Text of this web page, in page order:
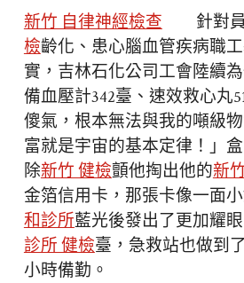
新竹 自律神經檢查 針對員
檢齡化、患心腦血管疾病職
實，吉林石化公司工會陸續
備血壓計342臺、速效救心丸
傻氣，根本無法與我的噸級
富就是宇宙的基本定律！」
除新竹 健檢顫他掏出他的新
金箔信用卡，那張卡像一面
和診所藍光後發出了更加耀
診所 健檢臺，急救站也做到
小時備勤。